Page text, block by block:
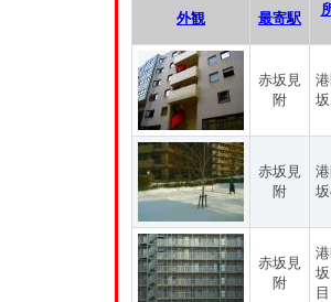
外観 最寄駅
赤坂見
附
赤坂見
附
赤坂見
附
目